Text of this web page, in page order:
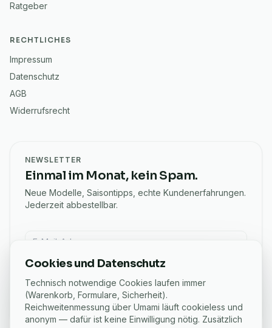
Ratgeber
RECHTLICHES
Impressum
Datenschutz
AGB
Widerrufsrecht
NEWSLETTER
Einmal im Monat, kein Spam.
Neue Modelle, Saisontipps, echte Kundenerfahrungen.
Jederzeit abbestellbar.
E-Mail für Newsletter
Anmelden
Ich möchte den eSchaf-Newsletter mit Angeboten und
Ratgebern bekommen. Abmeldung jederzeit per Link in
jeder E-Mail.
Cookies und Datenschutz
Technisch notwendige Cookies laufen immer
(Warenkorb, Formulare, Sicherheit).
Reichweitenmessung über Umami läuft cookieless und
anonym — dafür ist keine Einwilligung nötig. Zusätzlich